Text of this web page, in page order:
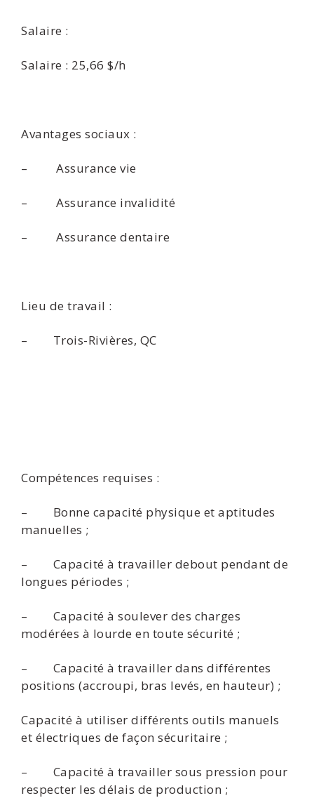
Salaire :
Salaire : 25,66 $/h
Avantages sociaux :
– Assurance vie
– Assurance invalidité
– Assurance dentaire
Lieu de travail :
– Trois-Rivières, QC
Compétences requises :
– Bonne capacité physique et aptitudes
manuelles ;
– Capacité à travailler debout pendant de
longues périodes ;
– Capacité à soulever des charges
modérées à lourde en toute sécurité ;
– Capacité à travailler dans différentes
positions (accroupi, bras levés, en hauteur) ;
Capacité à utiliser différents outils manuels
et électriques de façon sécuritaire ;
– Capacité à travailler sous pression pour
respecter les délais de production ;